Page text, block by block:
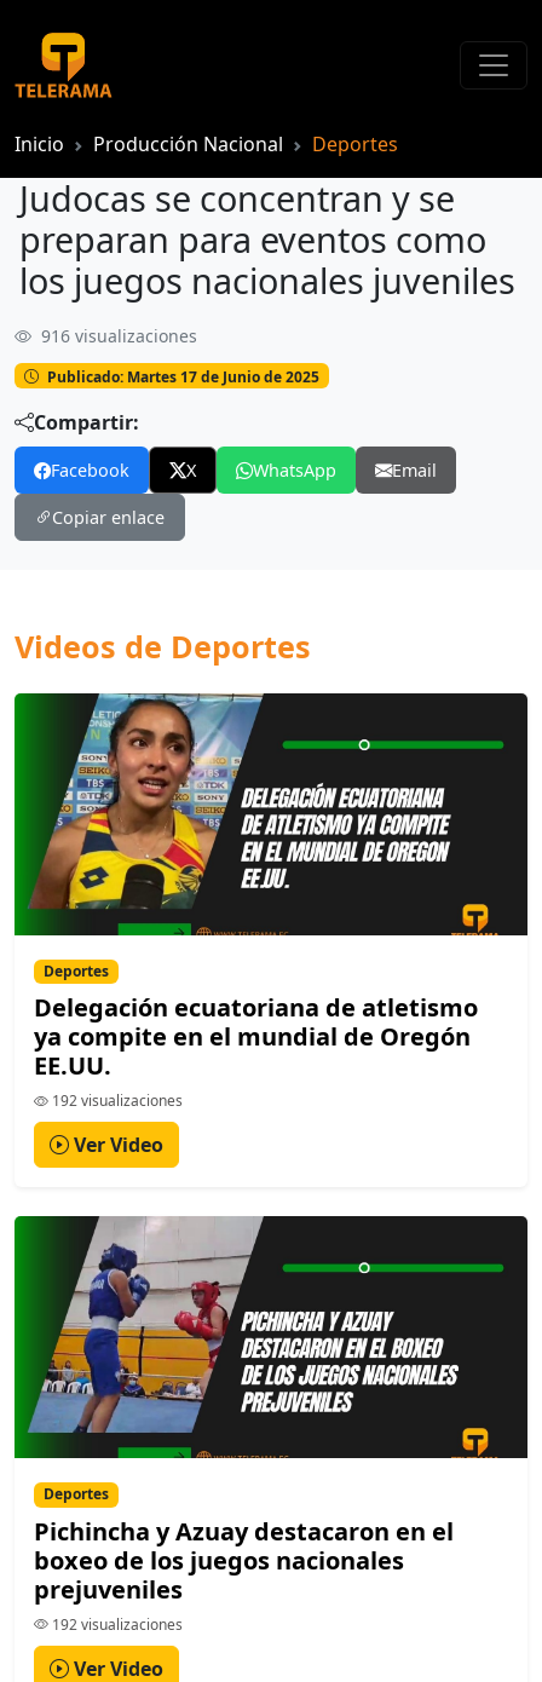
Inicio Producción Nacional Deportes
Judocas se concentran y se
preparan para eventos como
los juegos nacionales juveniles
916 visualizaciones
Publicado: Martes 17 de Junio de 2025
Compartir:
Facebook X WhatsApp Email
Copiar enlace
Videos de Deportes
Deportes
Delegación ecuatoriana de atletismo
ya compite en el mundial de Oregón
EE.UU.
192 visualizaciones
Ver Video
Deportes
Pichincha y Azuay destacaron en el
boxeo de los juegos nacionales
prejuveniles
192 visualizaciones
Ver Video